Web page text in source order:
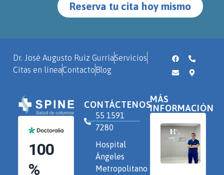
Reserva tu cita hoy mismo
Dr. José Augusto Ruiz GurríaServicios
Citas en líneaContactoBlog
CONTÁCTENOS
55 1591
7280
Hospital
Ángeles
Metropolitano
MÁS
INFORMACIÓN